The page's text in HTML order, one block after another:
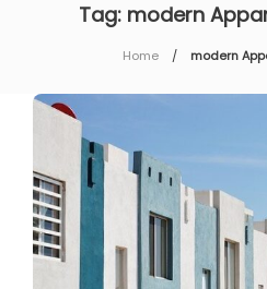
Tag: modern
Home modern